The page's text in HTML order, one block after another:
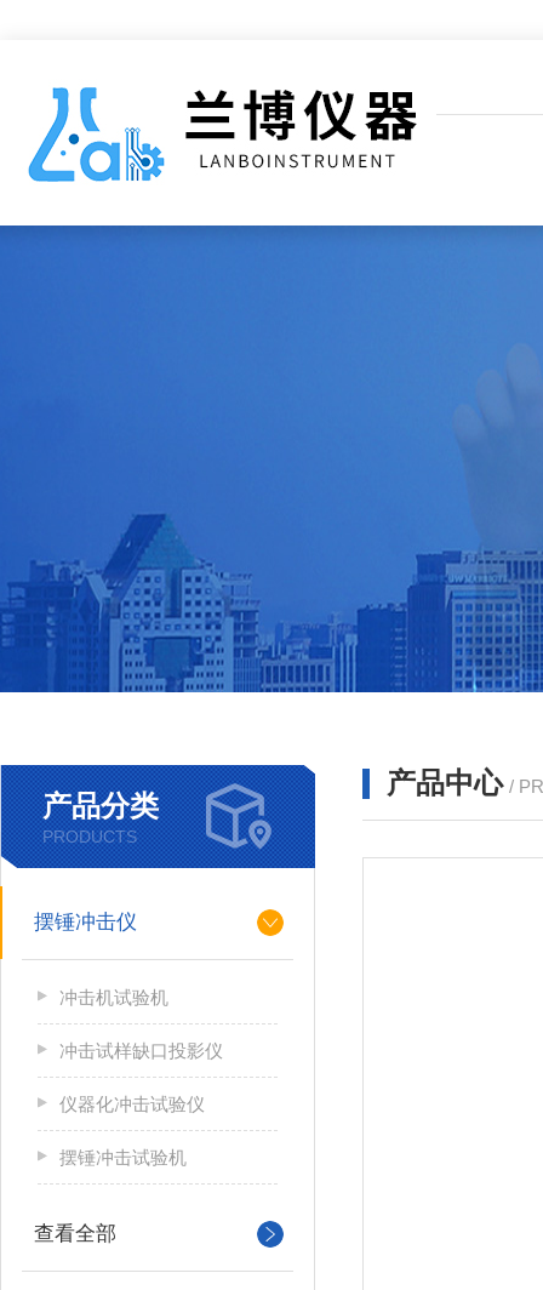
产品分类
PRODUCTS
摆锤冲击仪
冲击机试验机
冲击试样缺口投影仪
仪器化冲击试验仪
摆锤冲击试验机
查看全部
产品中心 /